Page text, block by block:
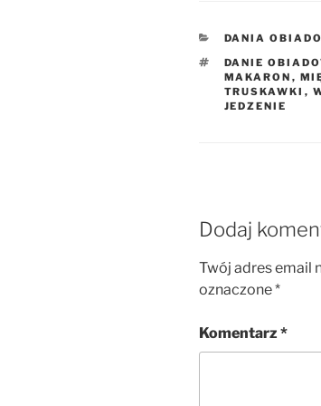
KATEGORIE
DANIA
TAGI
DANIE
MAKARON ,
TRUSKAWKI ,
JEDZENIE
Dodaj
Twój adres email
oznaczone*
Komentarz *